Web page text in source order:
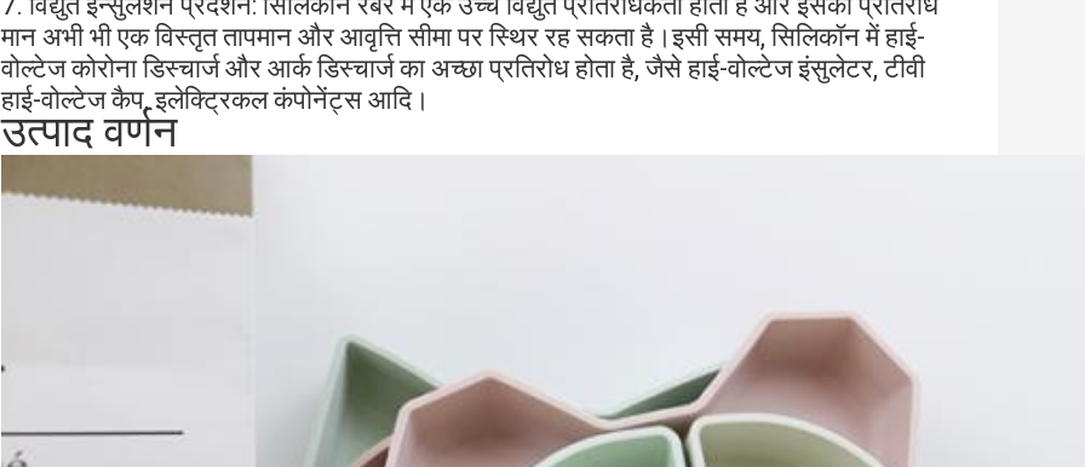
मान अभी भी एक विस्तृत तापमान और आवृत्ति सीमा पर स्थिर रह सकता है।इसी समय, सिलिकॉन में हाई-
वोल्टेज कोरोना डिस्चार्ज और आर्क डिस्चार्ज का अच्छा प्रतिरोध होता है, जैसे हाई-वोल्टेज इंसुलेटर, टीवी
हाई-वोल्टेज कैप, इलेक्ट्रिकल कंपोनेंट्स आदि।
उत्पाद वर्णन